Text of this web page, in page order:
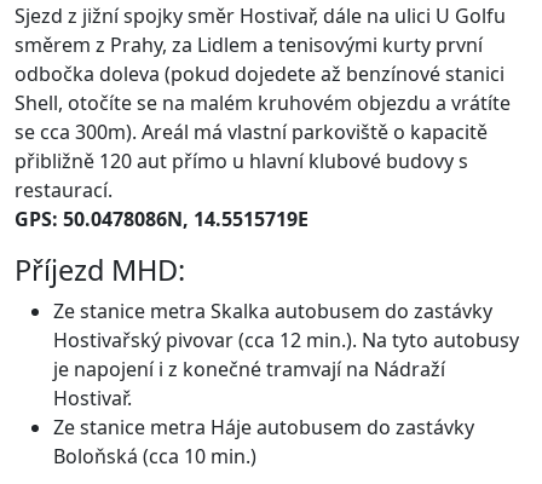
Sjezd z jižní spojky směr Hostivař, dále na ulici U Golfu
směrem z Prahy, za Lidlem a tenisovými kurty první
odbočka doleva (pokud dojedete až benzínové stanici
Shell, otočíte se na malém kruhovém objezdu a vrátíte
se cca 300m). Areál má vlastní parkoviště o kapacitě
přibližně 120 aut přímo u hlavní klubové budovy s
restaurací.
GPS: 50.0478086N, 14.5515719E
Příjezd MHD:
Ze stanice metra Skalka autobusem do zastávky
Hostivařský pivovar (cca 12 min.). Na tyto autobusy
je napojení i z konečné tramvají na Nádraží
Hostivař.
Ze stanice metra Háje autobusem do zastávky
Boloňská (cca 10 min.)